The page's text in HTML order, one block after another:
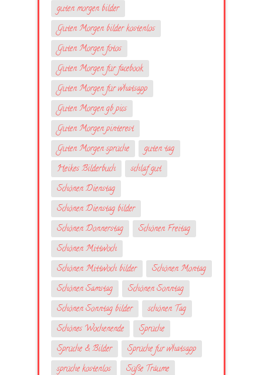
guten morgen bilder
Guten Morgen bilder kostenlos
Guten Morgen fotos
Guten Morgen für facebook
Guten Morgen für whatsapp
Guten Morgen gb pics
Guten Morgen pinterest
Guten Morgen sprüche
guten tag
Heikes Bilderbuch
schlaf gut
Schönen Dienstag
Schönen Dienstag bilder
Schönen Donnerstag
Schönen Freitag
Schönen Mittwoch
Schönen Mittwoch bilder
Schönen Montag
Schönen Samstag
Schönen Sonntag
Schönen Sonntag bilder
schönen Tag
Schönes Wochenende
Sprüche
Sprüche & Bilder
Sprüche fur whatsapp
sprüche kostenlos
Süße Träume